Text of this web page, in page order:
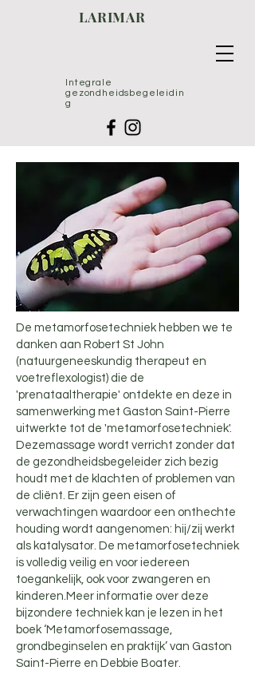
Integrale
gezondheidsbegeleidin
g
LARIMAR
De metamorfosetechniek hebben we te
danken aan Robert St John
(natuurgeneeskundig therapeut en
voetreflexologist) die de
'prenataaltherapie' ontdekte en deze in
samenwerking met Gaston Saint-Pierre
uitwerkte tot de 'metamorfosetechniek'.
Dezemassage wordt verricht zonder dat
de gezondheidsbegeleider zich bezig
houdt met de klachten of problemen van
de cliënt. Er zijn geen eisen of
verwachtingen waardoor een onthechte
houding wordt aangenomen: hij/zij werkt
als katalysator. De metamorfosetechniek
is volledig veilig en voor iedereen
toegankelijk, ook voor zwangeren en
kinderen.Meer informatie over deze
bijzondere techniek kan je lezen in het
boek ‘Metamorfosemassage,
grondbeginselen en praktijk’ van Gaston
Saint-Pierre en Debbie Boater.